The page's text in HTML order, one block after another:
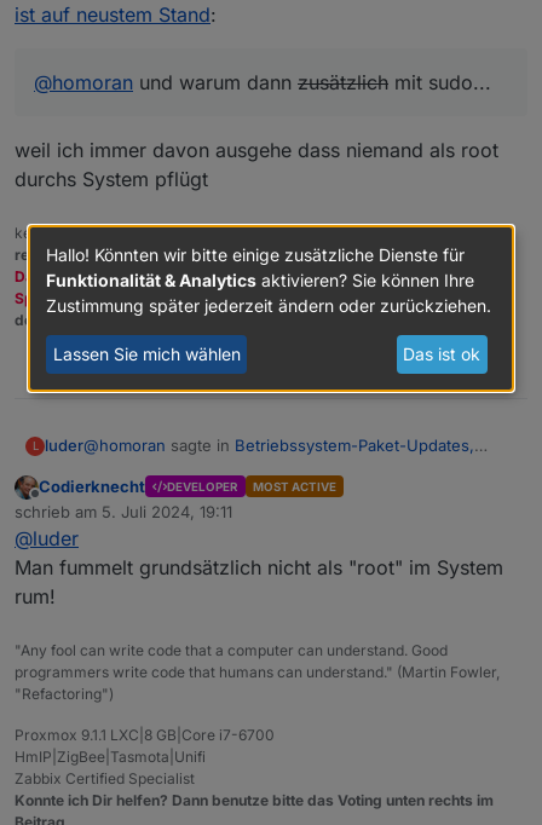
ist auf neustem Stand:
@homoran und warum dann zusätzlich mit sudo...
weil ich immer davon ausgehe dass niemand als root
durchs System pflügt
kein Support per PN! - Fragen im Forum stellen -Benutzt das Voting
rechts unten im Beitrag wenn er euch geholfen hat.
Das Forum freut sich über eine Spende. Benutzt dazu den
Spendenbutton oben rechts. Danke!
der Installationsfixer:
curl -fsL https://iobroker.net/fix.sh | bash -
1
L luder@homoran sagte in Betriebssystem-Paket-Updates,
sudo apt update
root@cloneV01:~# sudo apt update
Hit:3 http://deb.debian.org/debian
Hit:4 https://deb.nodesource.com/
Reading package
Reading state information... Done
Offline
Codierknecht DEVELOPER MOST ACTIVE
schrieb am 5. Juli 2024, 19:11
zuletzt editiert von
@luder
Man fummelt grundsätzlich nicht als "root" im System
rum!
"Any fool can write code that a computer can understand. Good
programmers write code that humans can understand." (Martin Fowler,
"Refactoring")
Proxmox 9.1.1 LXC|8 GB|Core i7-6700
HmIP|ZigBee|Tasmota|Unifi
Zabbix Certified Specialist
Konnte ich Dir helfen? Dann benutze bitte das Voting unten rechts im
Hallo! Könnten wir bitte einige zusätzliche Dienste für
Funktionalität & Analytics aktivieren? Sie können Ihre
Zustimmung später jederzeit ändern oder zurückziehen.
Lassen Sie mich wählen Das ist ok